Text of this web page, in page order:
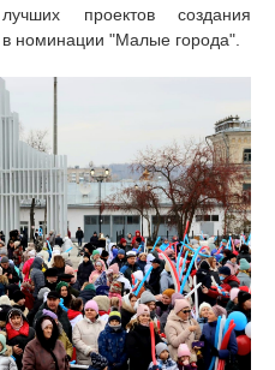
проектов создания
номинации "Малые города".